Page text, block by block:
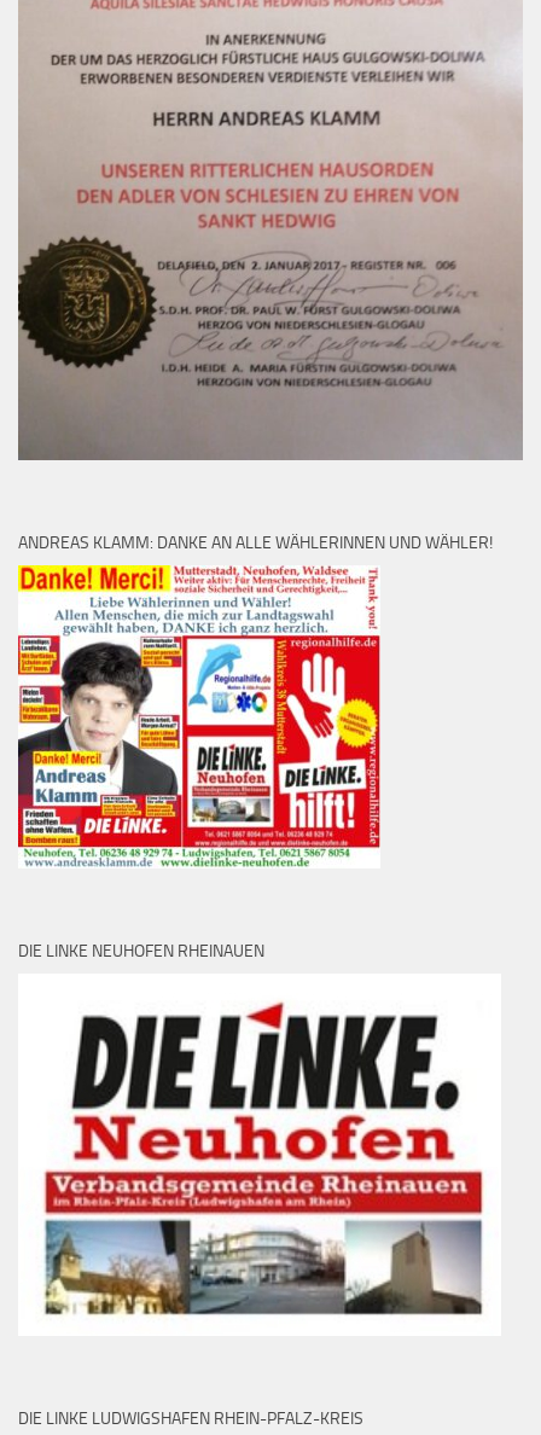
ANDREAS KLAMM: DANKE AN ALLE WÄHLERINNEN UND WÄHLER!
DIE LINKE NEUHOFEN RHEINAUEN
DIE LINKE LUDWIGSHAFEN RHEIN-PFALZ-KREIS